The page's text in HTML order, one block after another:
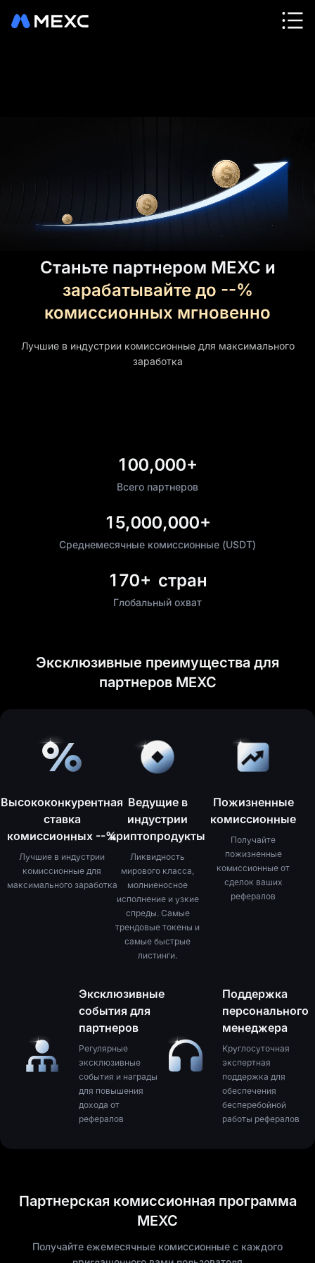
Станьте партнером MEXC и
зарабатывайте до --%
комиссионных мгновенно
Лучшие в индустрии комиссионные для максимального
заработка
100,000+
Всего партнеров
15,000,000+
Среднемесячные комиссионные (USDT)
170+ стран
Глобальный охват
Эксклюзивные преимущества для
партнеров MEXC
Высококонкурентная
ставка
комиссионных --%
Лучшие в индустрии
комиссионные для
максимального заработка
Ведущие в
индустрии
криптопродукты
Ликвидность
мирового класса,
молниеносное
исполнение и узкие
спреды. Самые
трендовые токены и
самые быстрые
листинги.
Пожизненные
комиссионные
Получайте
пожизненные
комиссионные от
сделок ваших
рефералов
Эксклюзивные
события для
партнеров
Регулярные
эксклюзивные
события и награды
для повышения
дохода от
рефералов
Поддержка
персонального
менеджера
Круглосуточная
экспертная
поддержка для
обеспечения
бесперебойной
работы рефералов
Партнерская комиссионная программа
MEXC
Получайте ежемесячные комиссионные с каждого